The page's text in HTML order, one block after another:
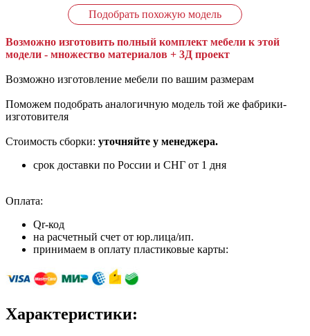
Подобрать похожую модель
Возможно изготовить полный комплект мебели к этой
модели - множество материалов + 3Д проект
Возможно изготовление мебели по вашим размерам
Поможем подобрать аналогичную модель той же фабрики-
изготовителя
Стоимость сборки: уточняйте у менеджера.
срок доставки по России и СНГ от 1 дня
Оплата:
Qr-код
на расчетный счет от юр.лица/ип.
принимаем в оплату пластиковые карты:
Характеристики: